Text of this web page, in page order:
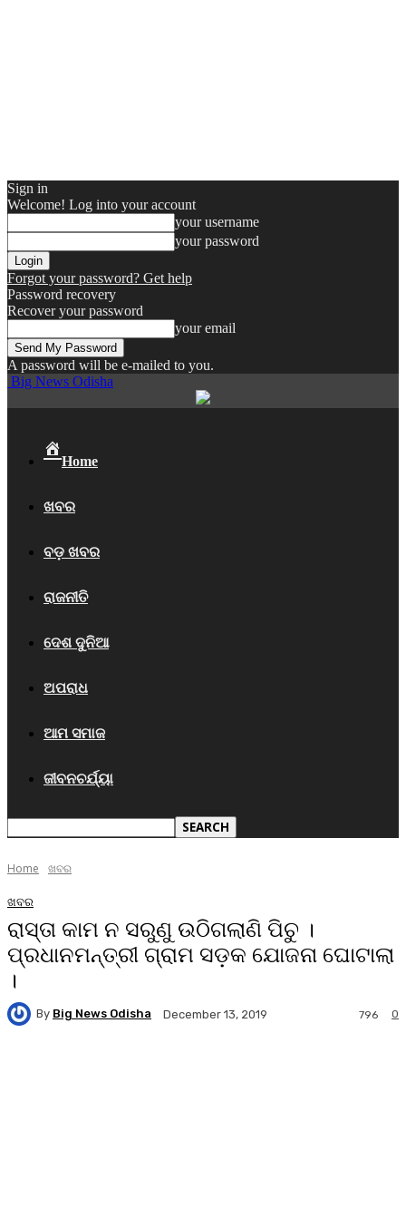
Sign in
Welcome! Log into your account
your username
your password
Forgot your password? Get help
Password recovery
Recover your password
your email
A password will be e-mailed to you.
Big News Odisha
Home
ଖବର
ବଡ଼ ଖବର
ରାଜନୀତି
ଦେଶ ଦୁନିଆ
ଅପରାଧ
ଆମ ସମାଜ
ଜୀବନଚର୍ଯ୍ୟା
Home ଖବର
ଖବର
ରାସ୍ତା କାମ ନ ସରୁଣୁ ଉଠିଗଲାଣି ପିଚୁ ।
ପ୍ରଧାନମନ୍ତ୍ରୀ ଗ୍ରାମ ସଡ଼କ ଯୋଜନା ଘୋଟାଲା
।
By Big News Odisha December 13, 2019 0
796